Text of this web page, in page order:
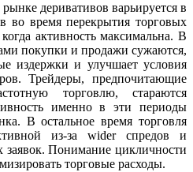
деривативов варьируется в
во время перекрытия торговых
активность максимальна. В
покупки и продажи сужаются,
издержки и улучшает условия
Трейдеры, предпочитающие
торговлю, стараются
именно в эти периоды
В остальное время торговля
из-за wider спредов и
заявок. Понимание цикличности
торговые расходы.